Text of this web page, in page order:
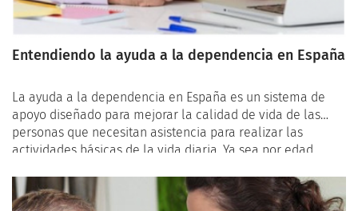
Entendiendo la ayuda a la dependencia en España
La ayuda a la dependencia en España es un sistema de
apoyo diseñado para mejorar la calidad de vida de las
personas que necesitan asistencia para realizar las
actividades básicas de la vida diaria. Ya sea por edad
una variedad de servicios y prestaciones económicas para
garantizar que los individuos reciban la atención